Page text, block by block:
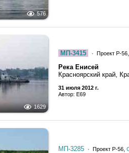
576
1629
МП-3415 · Проект Р-
Река Енисей
Красноярский край,
31 июля 2012 г.
Автор: E69
МП-3285 · Проект Р-56,